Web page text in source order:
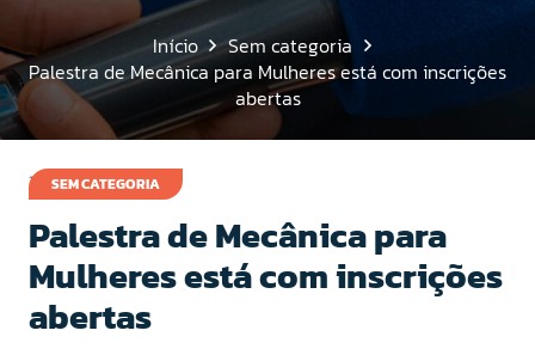
Início
Sem categoria
Palestra de Mecânica para Mulheres está com inscrições
abertas
SEM CATEGORIA
16 de maio de 2011
Palestra de Mecânica para
Mulheres está com inscrições
abertas